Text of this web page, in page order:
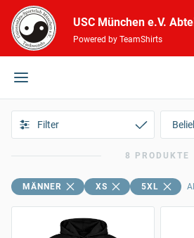
USC München e.V.
Powered by TeamShirts
Filter
8 PRODUKTE
MÄNNER XS 5XL